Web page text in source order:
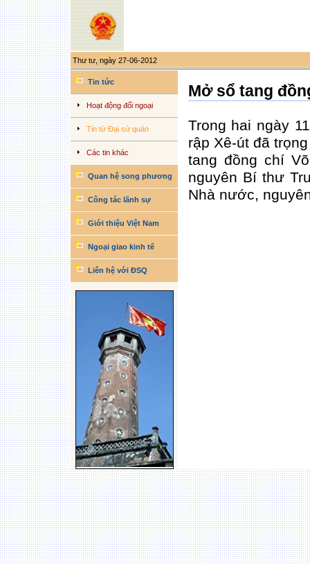
Thư tư, ngày 27-06-2012
Công
cụ
việc
cá
Tin tức
Hoạt động đối ngoại
Tin từ Đại sứ quán
Các tin khác
Quan hệ song phương
Công tác lãnh sự
Giới thiệu Việt Nam
Ngoại giao kinh tế
Liên hệ với ĐSQ
Mở sổ tang
Trong hai ngày
rập Xê-út đã
tang đồng chí
nguyên Bí thư
Nhà nước,